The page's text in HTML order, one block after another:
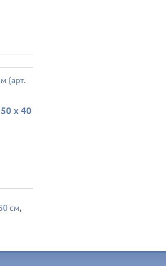
х 40
см,